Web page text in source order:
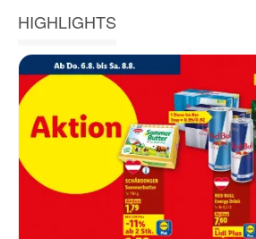
HIGHLIGHTS